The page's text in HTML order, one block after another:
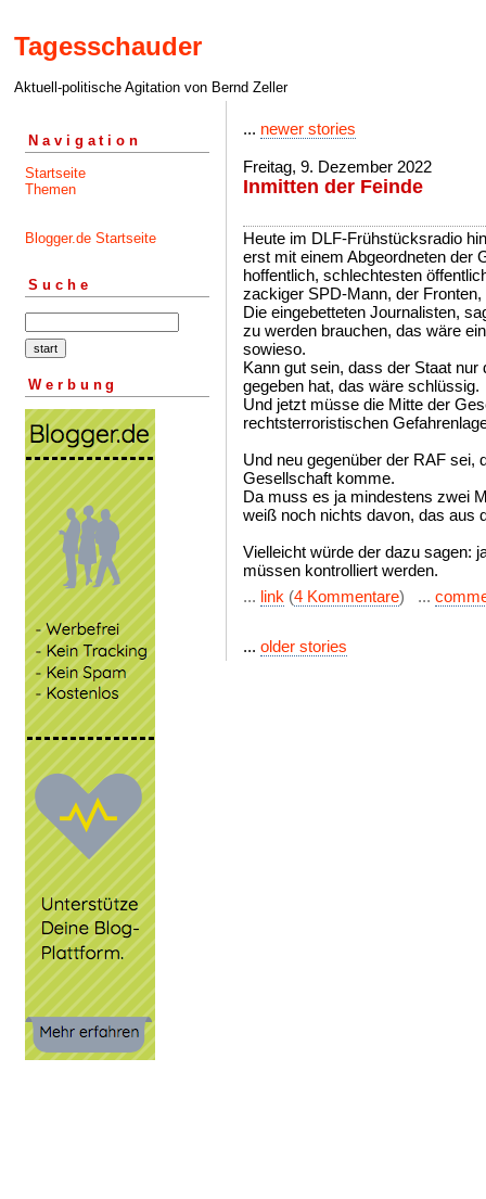
Tagesschauder
Aktuell-politische Agitation von Bernd Zeller
Navigation
Startseite
Themen
Blogger.de Startseite
Suche
Werbung
... newer stories
Freitag, 9. Dezember 2022
Inmitten der Feinde
Heute im DLF-Frühstücksradio
erst mit einem Abgeordneten der
hoffentlich, schlechtesten
zackiger SPD-Mann, der
Die eingebetteten Journalisten,
zu werden brauchen, das wäre
sowieso.
Kann gut sein, dass der Staat
gegeben hat, das wäre schlüssig.
Und jetzt müsse die Mitte der
rechtsterroristischen
Und neu gegenüber der RAF sei,
Gesellschaft komme.
Da muss es ja mindestens zwei
weiß noch nichts davon, das aus
Vielleicht würde der dazu sagen:
müssen kontrolliert werden.
... link (4 Kommentare) ...
... older stories